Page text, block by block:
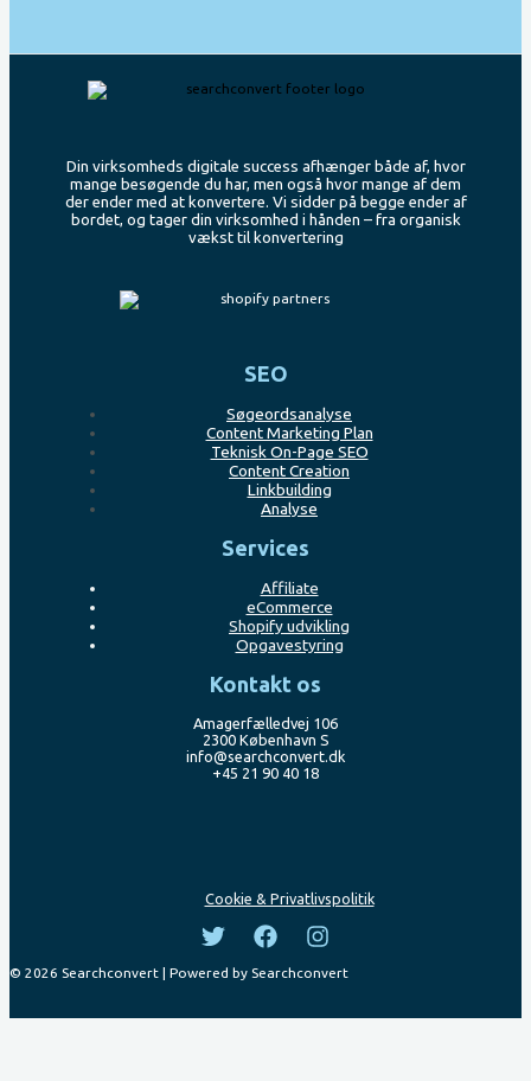
Din virksomheds digitale success afhænger både af, hvor
mange besøgende du har, men også hvor mange af dem
der ender med at konvertere. Vi sidder på begge ender af
bordet, og tager din virksomhed i hånden – fra organisk
vækst til konvertering
SEO
Søgeordsanalyse
Content Marketing Plan
Teknisk On-Page SEO
Content Creation
Linkbuilding
Analyse
Services
Affiliate
eCommerce
Shopify udvikling
Opgavestyring
Kontakt os
Amagerfælledvej 106
2300 København S
info@searchconvert.dk
+45 21 90 40 18
Cookie & Privatlivspolitik
© 2026 Searchconvert | Powered by Searchconvert